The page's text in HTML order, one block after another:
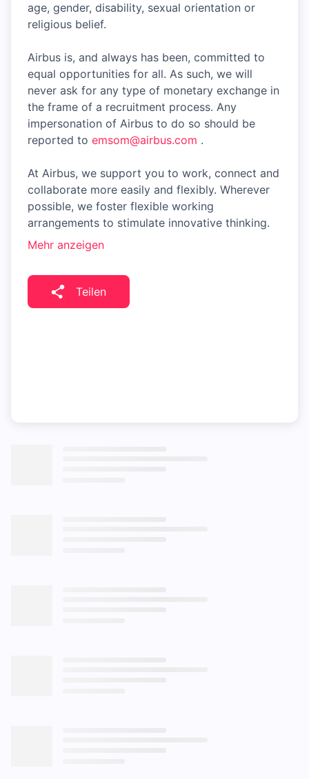
age, gender, disability, sexual orientation or
religious belief.
Airbus is, and always has been, committed to
equal opportunities for all. As such, we will
never ask for any type of monetary exchange in
the frame of a recruitment process. Any
impersonation of Airbus to do so should be
reported to emsom@airbus.com .
At Airbus, we support you to work, connect and
collaborate more easily and flexibly. Wherever
possible, we foster flexible working
arrangements to stimulate innovative thinking.
Mehr anzeigen
Teilen